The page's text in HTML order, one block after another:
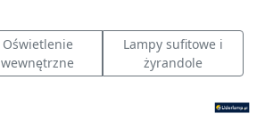
Oświetlenie
wewnętrzne
Lampy sufitowe i
żyrandole